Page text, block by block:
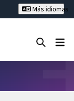
Más idiomas